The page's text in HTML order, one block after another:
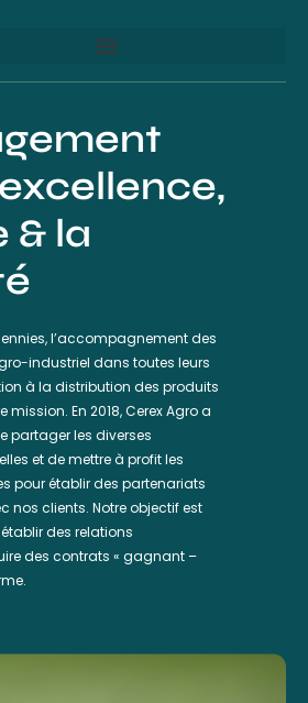
& la
l’accompagnement des
industriel dans toutes leurs
à la distribution des produits
En 2018, Cerex Agro a
partager les diverses
et de mettre à profit les
pour établir des partenariats
nos clients. Notre objectif est
des relations
des contrats « gagnant –